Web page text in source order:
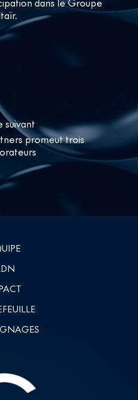
suivant
promeut trois